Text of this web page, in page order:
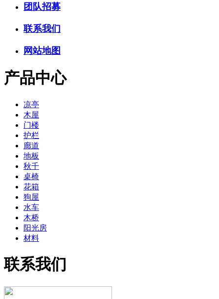
团队招募
联系我们
网站地图
产品中心
凉亭
木屋
门楼
护栏
廊道
地板
秋千
桌椅
花箱
狗屋
水车
木桥
阳光房
材料
联系我们